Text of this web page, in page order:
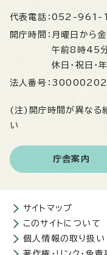
代表電話： 052-961-
開庁時間： 月曜日から
午前8時45
休日・祝日・
法人番号：
(注)開庁時間が異なる
い
庁舎案内
サイトマップ
このサイトについて
個人情報の取り扱い